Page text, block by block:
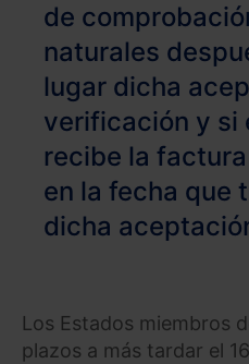
de
naturales
lugar dicha
verificación y si
recibe la
en la fecha que
dicha
Los Estados miembros
plazos a más tardar el